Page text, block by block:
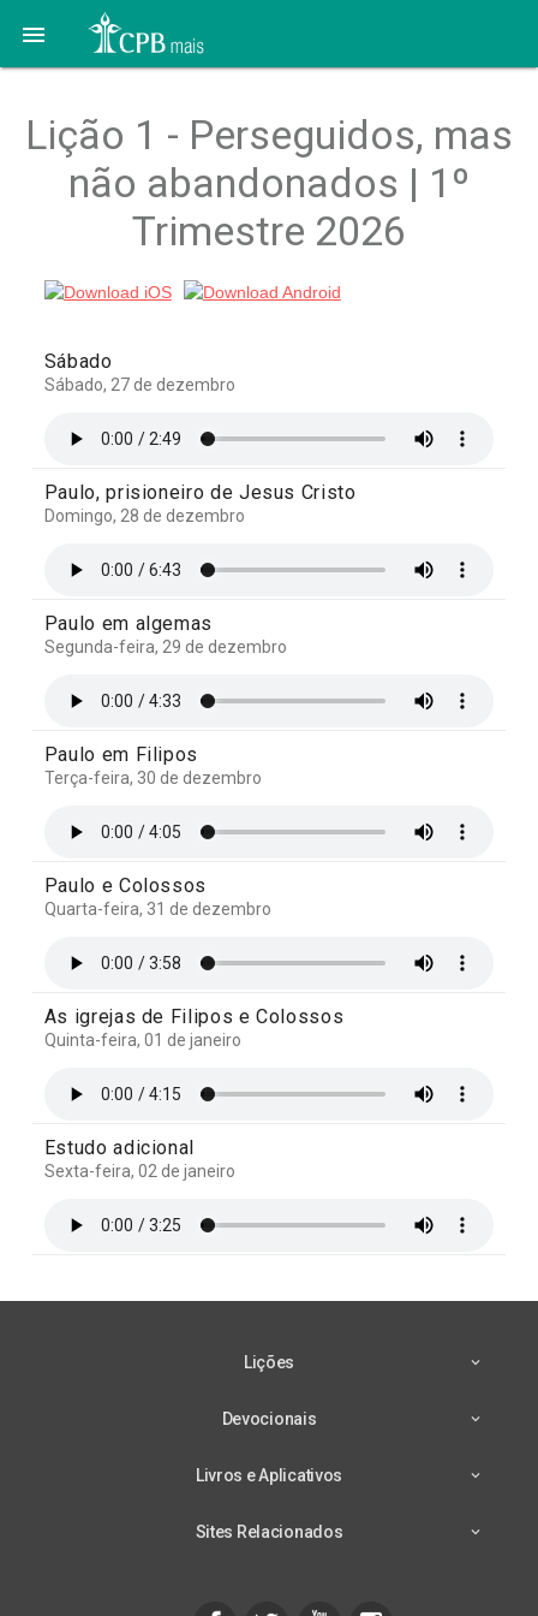

Lição 1 - Perseguidos, mas
não abandonados | 1º
Trimestre 2026
Sábado
Sábado, 27 de dezembro
Paulo, prisioneiro de Jesus Cristo
Domingo, 28 de dezembro
Paulo em algemas
Segunda-feira, 29 de dezembro
Paulo em Filipos
Terça-feira, 30 de dezembro
Paulo e Colossos
Quarta-feira, 31 de dezembro
As igrejas de Filipos e Colossos
Quinta-feira, 01 de janeiro
Estudo adicional
Sexta-feira, 02 de janeiro
Lições
Devocionais
Livros e Aplicativos
Sites Relacionados